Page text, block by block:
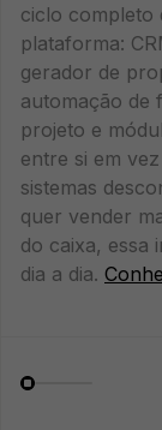
ciclo completo
plataforma:
gerador de
automação
projeto e
entre si em
sistemas
quer vender
do caixa, essa
dia a dia.